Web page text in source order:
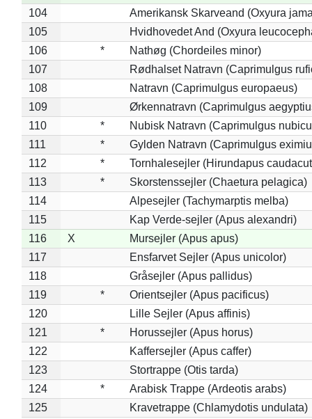
104
Amerikansk Skarveand (Oxyura
105
Hvidhovedet And (Oxyura
106
*
Nathøg (Chordeiles minor)
107
Rødhalset Natravn (Caprimulgus
108
Natravn (Caprimulgus europaeus)
109
Ørkennatravn (Caprimulgus
110
*
Nubisk Natravn (Caprimulgus
111
*
Gylden Natravn (Caprimulgus
112
*
Tornhalesejler (Hirundapus
113
*
Skorstenssejler (Chaetura pelagica)
114
Alpesejler (Tachymarptis melba)
115
Kap Verde-sejler (Apus alexandri)
116
X
Mursejler (Apus apus)
117
Ensfarvet Sejler (Apus unicolor)
118
Gråsejler (Apus pallidus)
119
*
Orientsejler (Apus pacificus)
120
Lille Sejler (Apus affinis)
121
*
Horussejler (Apus horus)
122
Kaffersejler (Apus caffer)
123
Stortrappe (Otis tarda)
124
*
Arabisk Trappe (Ardeotis arabs)
125
Kravetrappe (Chlamydotis undulata)